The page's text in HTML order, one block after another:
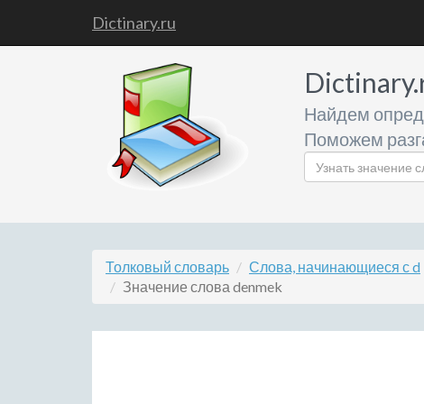
Dictinary.ru
Найдем
Поможем
Толковый словарь Слова, начинающиеся с d
Значение слова denmek